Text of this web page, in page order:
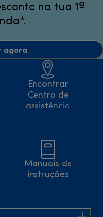
na tua 1ª
agora
Encontrar
Centro de
assistência
Manuais de
instruções